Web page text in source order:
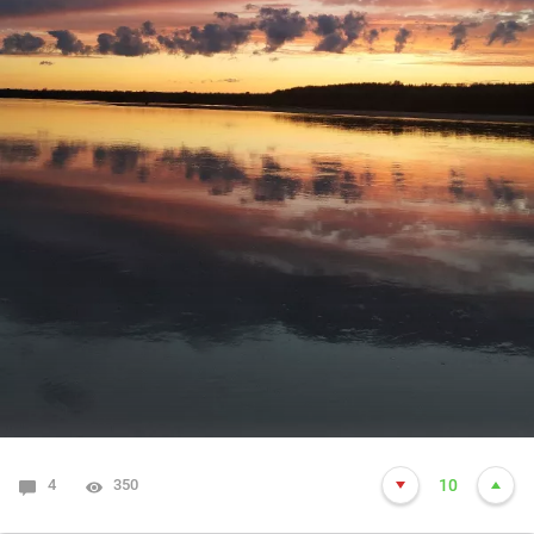
4 350 10